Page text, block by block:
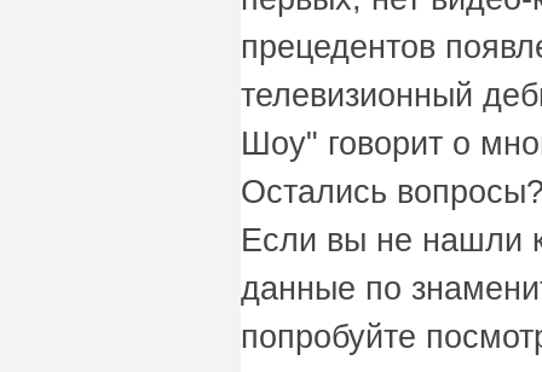
прецедентов
телевизионный
Шоу" говорит о
Остались
Если вы не нашли
данные по
попробуйте